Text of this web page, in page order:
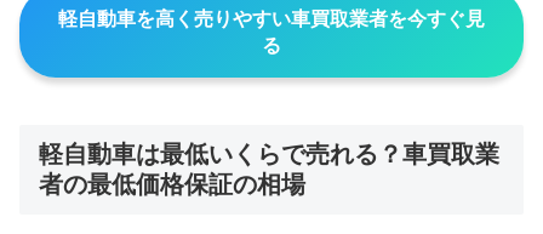
軽自動車を高く売りやすい車買取業者を今すぐ見
る
軽自動車は最低いくらで売れる？車買取業
者の最低価格保証の相場